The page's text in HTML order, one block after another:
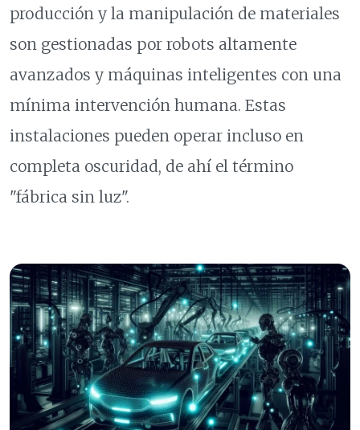
producción y la manipulación de materiales
son gestionadas por robots altamente
avanzados y máquinas inteligentes con una
mínima intervención humana. Estas
instalaciones pueden operar incluso en
completa oscuridad, de ahí el término
"fábrica sin luz".